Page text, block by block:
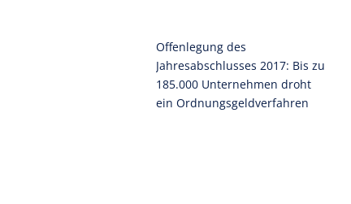
Offenlegung des
Jahresabschlusses 2017: Bis zu
185.000 Unternehmen droht
ein Ordnungsgeldverfahren